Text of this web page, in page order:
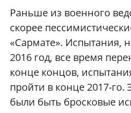
Раньше из военного
скорее
«Сармате». Испытания,
2016 год, все время
конце концов,
пройти в конце 2017-го.
были быть бросковые